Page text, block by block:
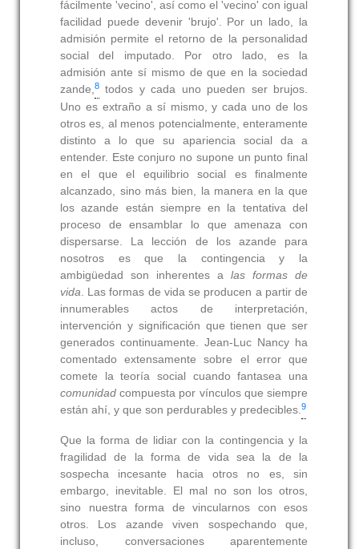
fácilmente 'vecino', así como el 'vecino' con igual
facilidad puede devenir 'brujo'. Por un lado, la
admisión permite el retorno de la personalidad
social del imputado. Por otro lado, es la
admisión ante sí mismo de que en la sociedad
zande,8 todos y cada uno pueden ser brujos.
Uno es extraño a sí mismo, y cada uno de los
otros es, al menos potencialmente, enteramente
distinto a lo que su apariencia social da a
entender. Este conjuro no supone un punto final
en el que el equilibrio social es finalmente
alcanzado, sino más bien, la manera en la que
los azande están siempre en la tentativa del
proceso de ensamblar lo que amenaza con
dispersarse. La lección de los azande para
nosotros es que la contingencia y la
ambigüedad son inherentes alas formas de
vida. Las formas de vida se producen a partir de
innumerables actos de interpretación,
intervención y significación que tienen que ser
generados continuamente. Jean-Luc Nancy ha
comentado extensamente sobre el error que
comete la teoría social cuando fantasea una
comunidad compuesta por vínculos que siempre
están ahí, y que son perdurables y predecibles.9
Que la forma de lidiar con la contingencia y la
fragilidad de la forma de vida sea la de la
sospecha incesante hacia otros no es, sin
embargo, inevitable. El mal no son los otros,
sino nuestra forma de vincularnos con esos
otros. Los azande viven sospechando que,
incluso, conversaciones aparentemente